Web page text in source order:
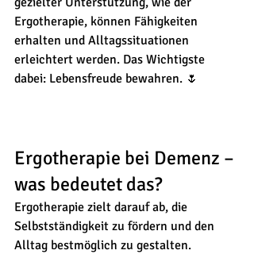
Ergotherapie, können Fähigkeiten
erhalten und Alltagssituationen
erleichtert werden. Das Wichtigste
dabei: Lebensfreude bewahren. 🌷
Ergotherapie bei Demenz –
was bedeutet das?
Ergotherapie zielt darauf ab, die
Selbstständigkeit zu fördern und den
Alltag bestmöglich zu gestalten.